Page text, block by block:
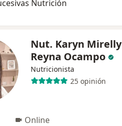
Nutrición
Nut. Karyn Mirelly
Reyna Ocampo
Nutricionista
25 opinión
Online